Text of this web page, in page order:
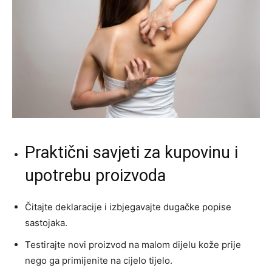
Praktični savjeti za kupovinu i
upotrebu proizvoda
Čitajte deklaracije i izbjegavajte dugačke popise
sastojaka.
Testirajte novi proizvod na malom dijelu kože prije
nego ga primijenite na cijelo tijelo.